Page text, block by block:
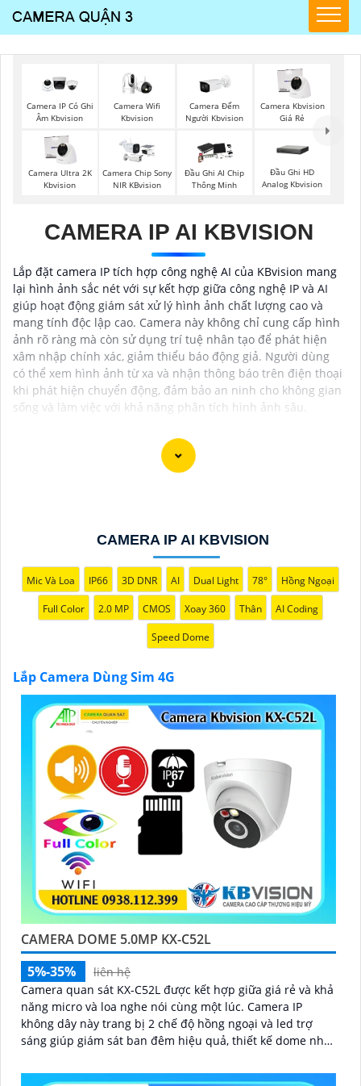
Camera IP Có Ghi
Âm Kbvision
Camera Wifi
Kbvision
Camera Đếm
Người Kbvision
Camera Kbvision
Giá Rẻ
Camera Ultra 2K
Kbvision
Camera Chip Sony
NIR KBvision
Đầu Ghi AI Chip
Thông Minh
Đầu Ghi HD
Analog Kbvision
CAMERA IP AI KBVISION
Lắp đặt camera IP tích hợp công nghệ AI của KBvision mang
lại hình ảnh sắc nét với sự kết hợp giữa công nghệ IP và AI
giúp hoạt động giám sát xử lý hình ảnh chất lượng cao và
mang tính độc lập cao. Camera này không chỉ cung cấp hình
ảnh rõ ràng mà còn sử dụng trí tuệ nhân tạo để phát hiện
xâm nhập chính xác, giảm thiểu báo động giả. Người dùng
có thể xem hình ảnh từ xa và nhận thông báo trên điện thoại
khi phát hiện chuyển động, đảm bảo an ninh cho không gian
sống và làm việc với khả năng phân tích hình ảnh sâu.
bạn mà không cần đến mạng Wifi. Trên thị trường
hiện nay có nhiều lựa chọn camera quan sát 4G chất
lượng với mức giá phù hợp. Dưới đây là một số
camera đề xuất dành cho bạn tham khảo
CAMERA IP AI KBVISION
Mic Và Loa IP66 3D DNR AI Dual Light 78° Hồng Ngoại
Full Color 2.0 MP CMOS Xoay 360 Thân AI Coding
Speed Dome
Lắp Camera Dùng Sim 4G
CAMERA DOME 5.0MP KX-C52L
5%-35%
liên hệ
Camera quan sát KX-C52L được kết hợp giữa giá rẻ và khả
năng micro và loa nghe nói cùng một lúc. Camera IP
không dây này trang bị 2 chế độ hồng ngoại và led trợ
sáng giúp giám sát ban đêm hiệu quả, thiết kế dome nhỏ